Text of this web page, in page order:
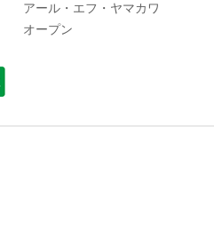
アール・エフ・ヤマカワ
オープン